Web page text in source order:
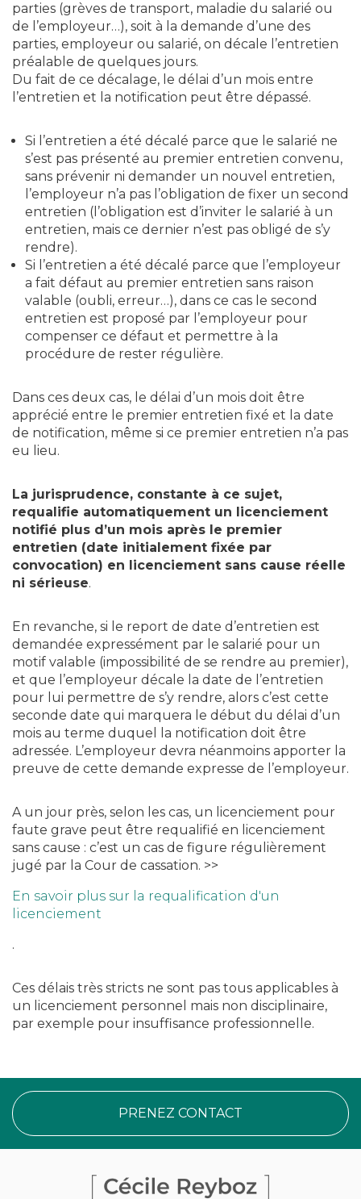
parties (grèves de transport, maladie du salarié ou
de l’employeur…), soit à la demande d’une des
parties, employeur ou salarié, on décale l’entretien
préalable de quelques jours.
Du fait de ce décalage, le délai d’un mois entre
l’entretien et la notification peut être dépassé.
Si l’entretien a été décalé parce que le salarié ne
s’est pas présenté au premier entretien convenu,
sans prévenir ni demander un nouvel entretien,
l’employeur n’a pas l’obligation de fixer un second
entretien (l’obligation est d’inviter le salarié à un
entretien, mais ce dernier n’est pas obligé de s’y
rendre).
Si l’entretien a été décalé parce que l’employeur
a fait défaut au premier entretien sans raison
valable (oubli, erreur…), dans ce cas le second
entretien est proposé par l’employeur pour
compenser ce défaut et permettre à la
procédure de rester régulière.
Dans ces deux cas, le délai d’un mois doit être
apprécié entre le premier entretien fixé et la date
de notification, même si ce premier entretien n’a pas
eu lieu.
La jurisprudence, constante à ce sujet,
requalifie automatiquement un licenciement
notifié plus d’un mois après le premier
entretien (date initialement fixée par
convocation) en licenciement sans cause réelle
ni sérieuse.
En revanche, si le report de date d’entretien est
demandée expressément par le salarié pour un
motif valable (impossibilité de se rendre au premier),
et que l’employeur décale la date de l’entretien
pour lui permettre de s’y rendre, alors c’est cette
seconde date qui marquera le début du délai d’un
mois au terme duquel la notification doit être
adressée. L’employeur devra néanmoins apporter la
preuve de cette demande expresse de l’employeur.
A un jour près, selon les cas, un licenciement pour
faute grave peut être requalifié en licenciement
sans cause : c’est un cas de figure régulièrement
jugé par la Cour de cassation. >>
En savoir plus sur la requalification d'un
licenciement
.
Ces délais très stricts ne sont pas tous applicables à
un licenciement personnel mais non disciplinaire,
par exemple pour insuffisance professionnelle.
PRENEZ CONTACT